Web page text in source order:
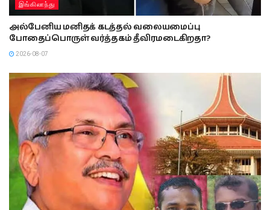
இங்கிலாந்து
அல்பேனிய மனிதக் கடத்தல் வலையமைப்பு
போதைப்பொருள் வர்த்தகம் தீவிரமடைகிறதா?
2026-08-07